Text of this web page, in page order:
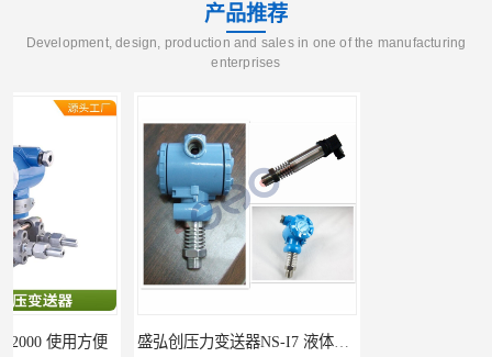
产品推荐
Development, design, production and sales in one of the manufacturing
enterprises
盛弘创压力变送器NS-I7 液体压力传感器负压计